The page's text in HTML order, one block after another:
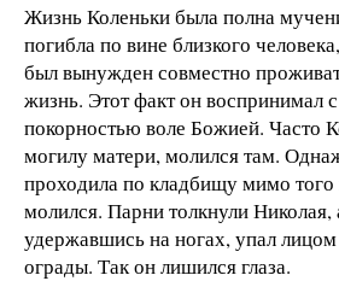
Жизнь Коленьки была полна
погибла по вине близкого
был вынужден совместно
жизнь. Этот факт он воспринимал
покорностью воле Божией. Часто
могилу матери, молился там.
проходила по кладбищу мимо того
молился. Парни толкнули Николая,
удержавшись на ногах, упал
ограды. Так он лишился глаза.